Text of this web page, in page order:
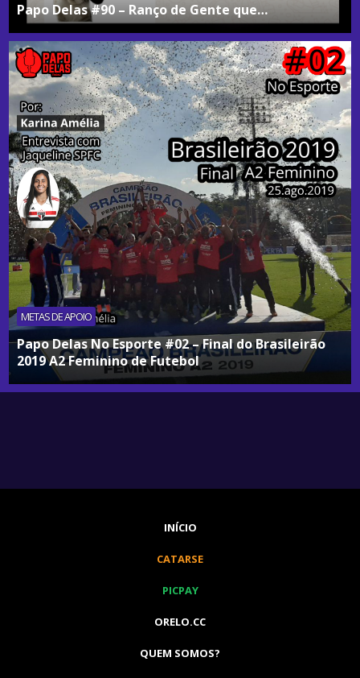
Papo Delas #90 – Ranço de Gente que…
METAS DE APOIO
Papo Delas No Esporte #02 – Final do Brasileirão
2019 A2 Feminino de Futebol
INÍCIO
CATARSE
PICPAY
ORELO.CC
QUEM SOMOS?